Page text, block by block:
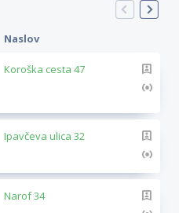
Naslov
Koroška cesta 47
Ipavčeva ulica 32
Narof 34